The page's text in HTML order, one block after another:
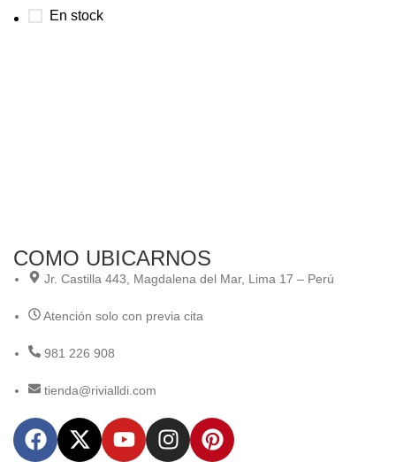
En stock
COMO UBICARNOS
Jr. Castilla 443, Magdalena del Mar, Lima 17 – Perú
Atención solo con previa cita
981 226 908
tienda@rivialldi.com